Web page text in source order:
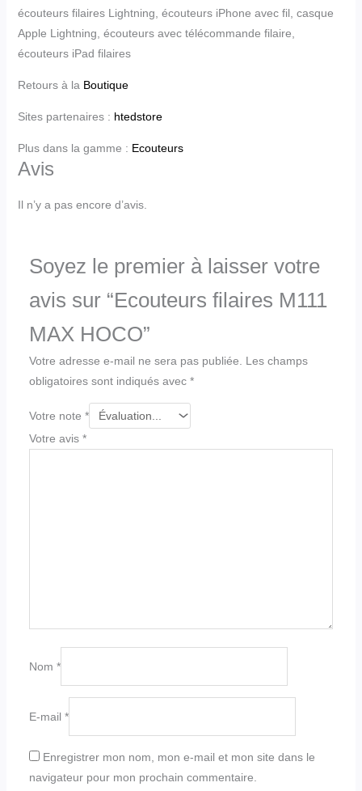
écouteurs filaires Lightning, écouteurs iPhone avec fil, casque
Apple Lightning, écouteurs avec télécommande filaire,
écouteurs iPad filaires
Retours à la Boutique
Sites partenaires : htedstore
Plus dans la gamme : Ecouteurs
Avis
Il n’y a pas encore d’avis.
Soyez le premier à laisser votre
avis sur “Ecouteurs filaires M111
MAX HOCO”
Votre adresse e-mail ne sera pas publiée.
Les champs
obligatoires sont indiqués avec *
Votre note *
Votre avis *
Nom *
E-mail *
Enregistrer mon nom, mon e-mail et mon site dans le
navigateur pour mon prochain commentaire.